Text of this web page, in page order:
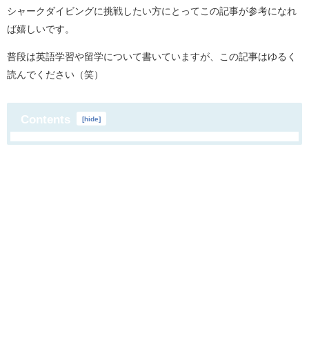
シャークダイビングに挑戦したい方にとってこの記事が参考になれ
ば嬉しいです。
普段は英語学習や留学について書いていますが、この記事はゆるく
読んでください（笑）
Contents [hide]